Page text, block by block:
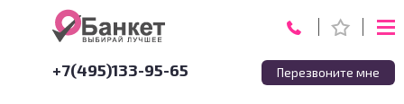
+7(495)133-95-65 Перезвоните мне